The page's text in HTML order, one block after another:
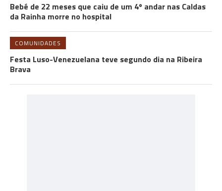
Bebé de 22 meses que caiu de um 4º andar nas Caldas
da Rainha morre no hospital
COMUNIDADES
Festa Luso-Venezuelana teve segundo dia na Ribeira
Brava